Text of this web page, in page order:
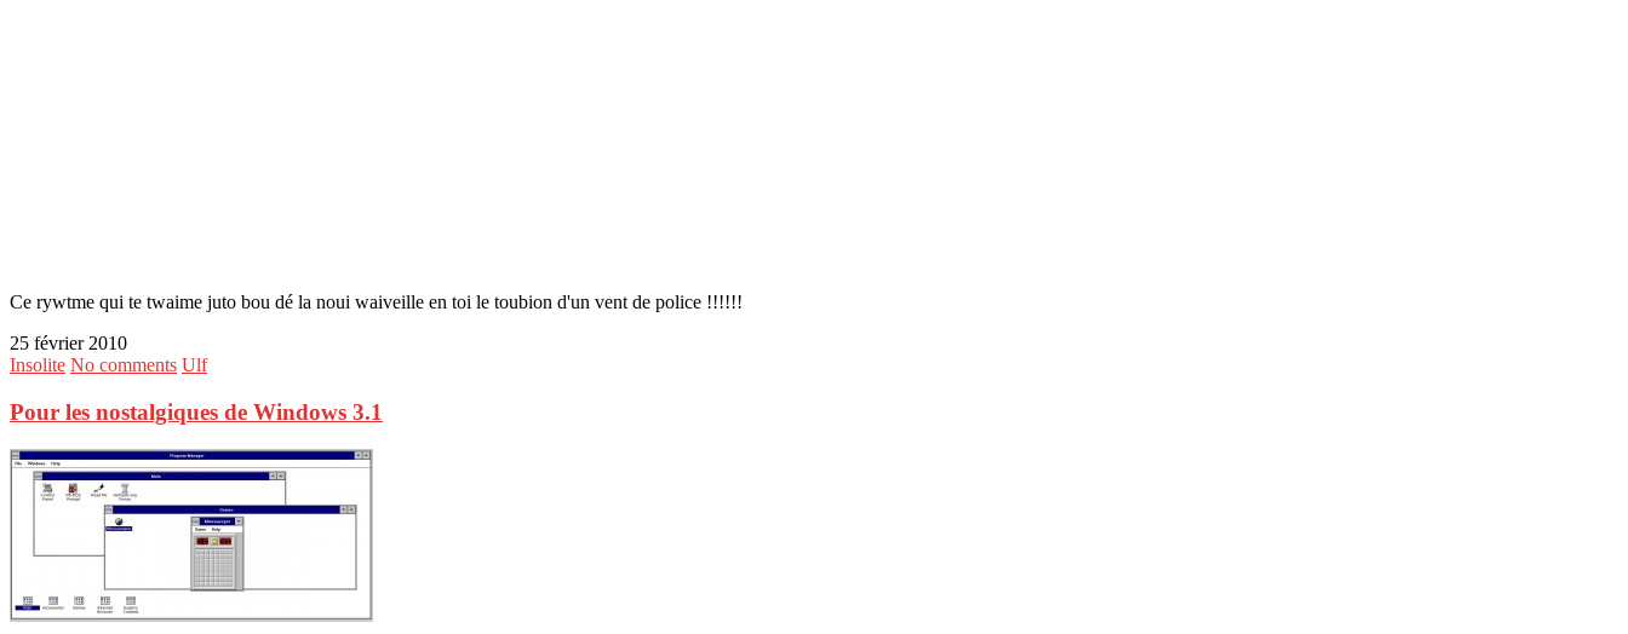
Ce rywtme qui te twaime juto bou dé la noui waiveille en toi le toubion d'un vent de police !!!!!!
25 février 2010
Insolite No comments Ulf
Pour les nostalgiques de Windows 3.1